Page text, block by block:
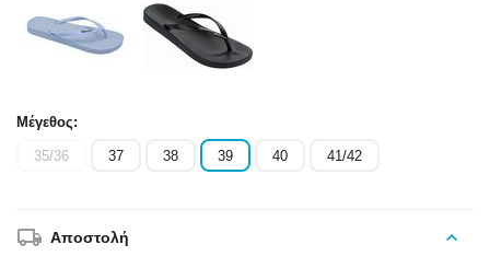
Μέγεθος:
35/36 37 38 39 40 41/42
Αποστολή